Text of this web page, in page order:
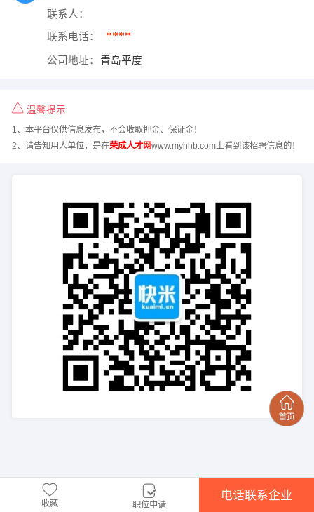
联系人：
联系电话： ****
公司地址： 青岛平度
温馨提示
1、本平台仅供信息发布，不会收取押金、保证金！
2、请告知用人单位，是在荣成人才网www.myhhb.com上看到该招聘信息的！
收藏 职位申请
电话联系企业